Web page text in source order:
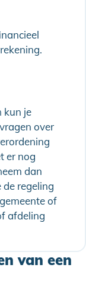
kun je
over
er nog
dan
regeling
of
afdeling
van een